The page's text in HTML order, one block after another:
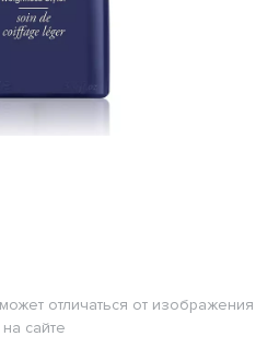
отличаться от изображения
на сайте